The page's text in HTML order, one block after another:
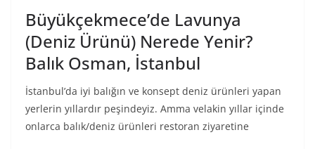
Büyükçekmece’de Lavunya
(Deniz Ürünü) Nerede Yenir?
Balık Osman, İstanbul
İstanbul’da iyi balığın ve konsept deniz ürünleri yapan
yerlerin yıllardır peşindeyiz. Amma velakin yıllar içinde
onlarca balık/deniz ürünleri restoran ziyaretine